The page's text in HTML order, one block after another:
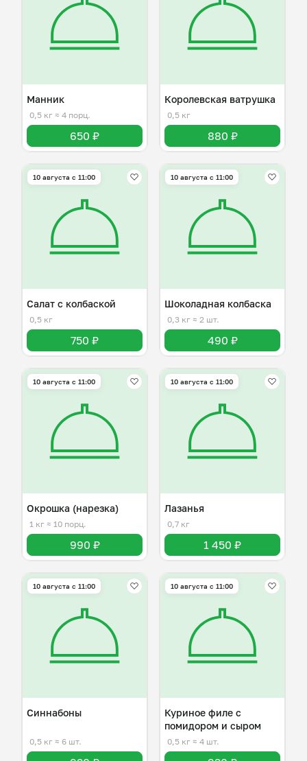
Манник
0,5 кг ≈ 4 порц.
650 ₽
Королевская ватрушка
0,5 кг
880 ₽
10 августа с 11:00
Салат с колбаской
0,5 кг
750 ₽
10 августа с 11:00
Шоколадная колбаска
0,3 кг ≈ 2 шт.
490 ₽
10 августа с 11:00
Окрошка (нарезка)
1 кг ≈ 10 порц.
990 ₽
10 августа с 11:00
Лазанья
0,7 кг
1 450 ₽
10 августа с 11:00
Синнабоны
0,5 кг ≈ 6 шт.
10 августа с 11:00
Куриное филе с
помидором и сыром
0,5 кг ≈ 4 шт.